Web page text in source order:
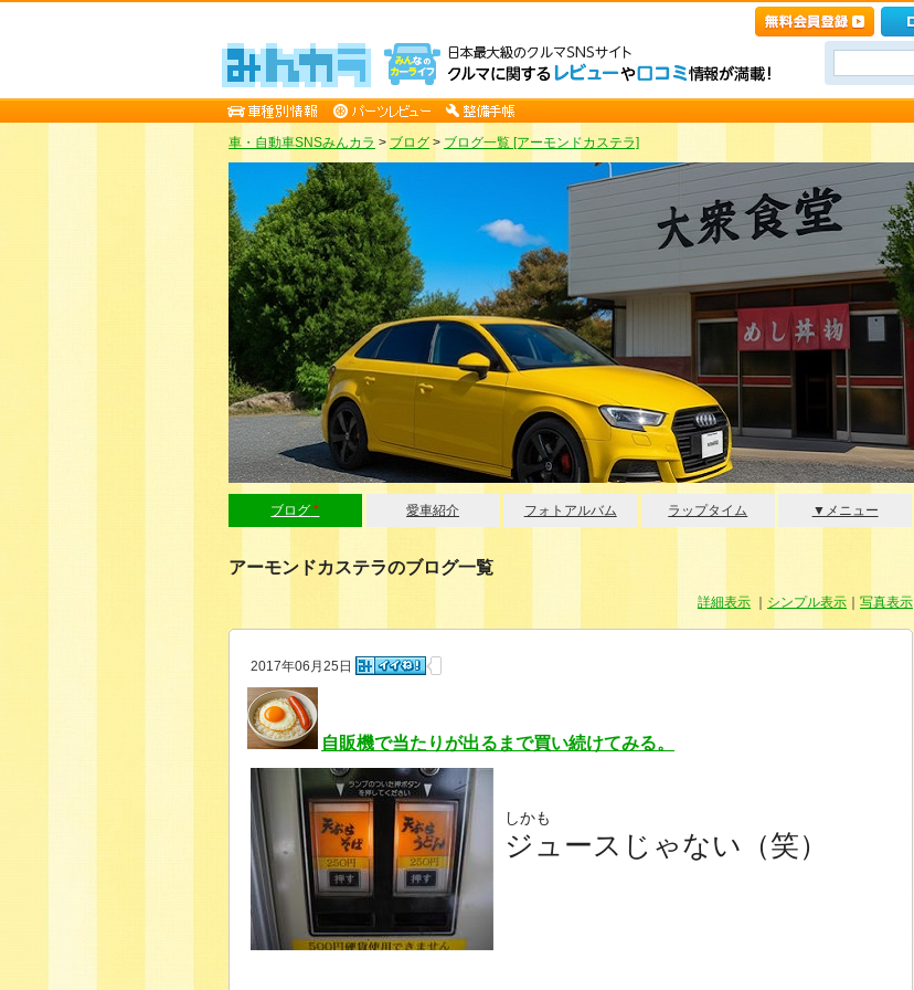
車・自動車SNSみんカラ > ブログ > ブログ一覧 [アーモンドカステラ]
ブログ * 愛車紹介 フォトアルバム ラップタイム ▼メニュー
アーモンドカステラのブログ一覧
詳細表示 シンプル表示 写真表示
2017年06月25日
自販機で当たりが出るまで買い続けてみる。
しかも
ジュースじゃない（笑）